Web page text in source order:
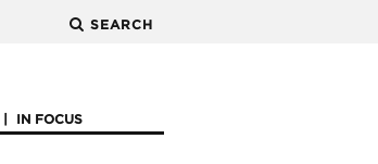
SEARCH
IN FOCUS